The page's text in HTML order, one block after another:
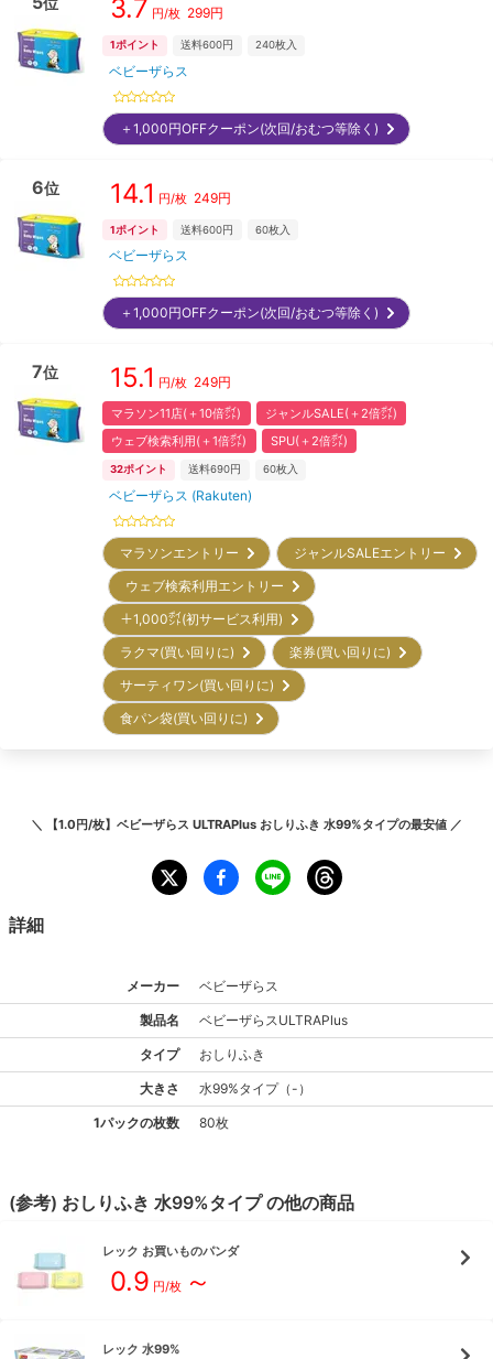
3.7 円/枚 299円
1ポイント 送料600円 240枚入
ベビーザらス
＋1,000円OFFクーポン(次回/おむつ等除く)
6位 14.1 円/枚 249円
1ポイント 送料600円 60枚入
ベビーザらス
＋1,000円OFFクーポン(次回/おむつ等除く)
7位 15.1 円/枚 249円
マラソン11店(＋10倍㌽)
ジャンルSALE(＋2倍㌽)
ウェブ検索利用(＋1倍㌽)
SPU(＋2倍㌽)
32ポイント 送料690円 60枚入
ベビーザらス (Rakuten)
マラソンエントリー
ジャンルSALEエントリー
ウェブ検索利用エントリー
＋1,000㌽(初サービス利用)
ラクマ(買い回りに)
楽券(買い回りに)
サーティワン(買い回りに)
食パン袋(買い回りに)
＼ 【1.0円/枚】ベビーザらス ULTRAPlus おしりふき 水99%タイプの最安値 ／
詳細
メーカー ベビーザらス
製品名 ベビーザらスULTRAPlus
タイプ おしりふき
大きさ 水99%タイプ（ - ）
1パックの枚数 80枚
(参考) おしりふき 水99%タイプの他の商品
レック お買いものパンダ
0.9 円/枚 ～
レック 水99%